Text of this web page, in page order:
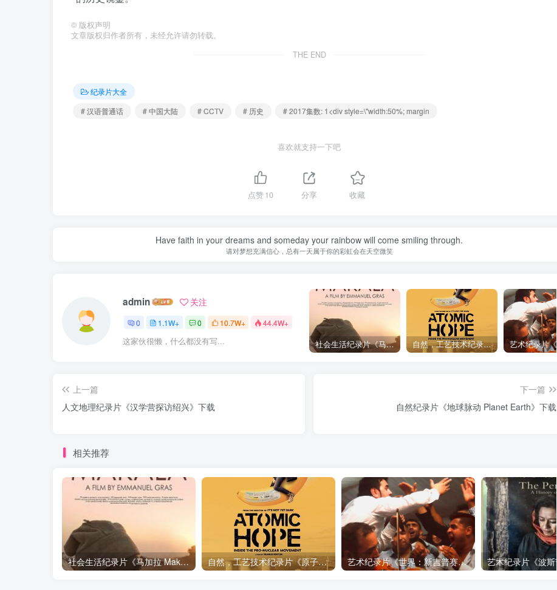
© 版权声明
文章版权归作者所有，未经允许请勿转载。
THE END
纪录片大全
# 汉语普通话
# 中国大陆 # CCTV # 历史 # 2017集数: 1<div style=\"width:50%; margin
喜欢就支持一下吧
点赞10 分享 收藏
Have faith in your dreams and someday your rainbow will come smiling through.
请对梦想充满信心，总有一天属于你的彩虹会在天空微笑
admin 关注
0 1.1W+ 0 10.7W+ 44.4W+
这家伙很懒，什么都没有写... 社会生活纪录片《马加拉 Makala》下载 自然，工艺技术纪录片《原子能的希望 Atomic Hope – Inside the Pro-Nuclear Movement》下载
上一篇
人文地理纪录片《汉学营探访绍兴》下载
下一篇
自然纪录片《地球脉动 Planet Earth》下载
相关推荐
社会生活纪录片《马加拉 Makala》下载 自然，工艺技术纪录片《原子能的希望 Atomic Hope – Inside the Pro-Nuclear Movement》下载 艺术纪录片《世界：新吉普赛之王 This World: The New Gypsy Kings》下载